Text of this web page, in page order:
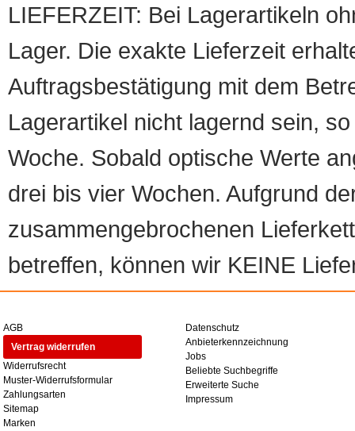
LIEFERZEIT: Bei Lagerartikeln
Lager. Die exakte Lieferzeit
Auftragsbestätigung mit dem
Lagerartikel nicht lagernd sein,
Woche. Sobald optische Werte
drei bis vier Wochen. Aufgrund
zusammengebrochenen
betreffen, können wir KEINE
AGB
Vertrag widerrufen
Widerrufsrecht
Muster-Widerrufsformular
Zahlungsarten
Sitemap
Marken
Datenschutz
Anbieterkennzeichnung
Jobs
Beliebte Suchbegriffe
Erweiterte Suche
Impressum